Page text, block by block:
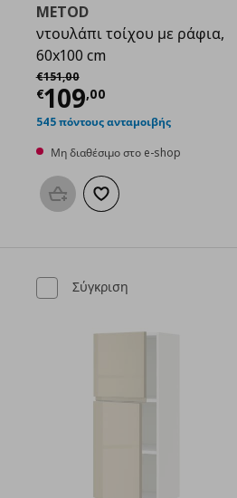
€ 82,00
METOD
ντουλάπι τοίχου με ράφια,
60x100 cm
€151,00
Αρχική τιμή
€109,00
Τρέχουσα τιμή
545 πόντους ανταμοιβής
Μη διαθέσιμο στο e-shop
Προσθήκη στο καλάθι
Προσθήκη στα αγαπημένα
Σύγκριση